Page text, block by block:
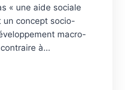
« une aide sociale
un concept socio-
macro-
à…